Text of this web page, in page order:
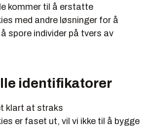
kommer til å erstatte
med andre løsninger for å
spore individer på tvers av
identifikatorer
klart at straks
er faset ut, vil vi ikke til å bygge